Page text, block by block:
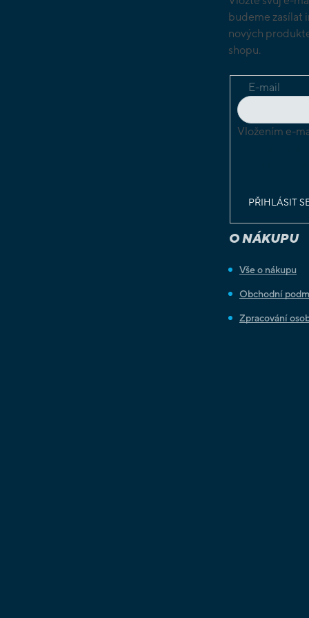
budeme zasílat
nových
shopu.
E-mail
Vložením e-
PŘIHLÁSIT
O NÁKUPU
Vše o nákupu
Obchodní
Zpracování